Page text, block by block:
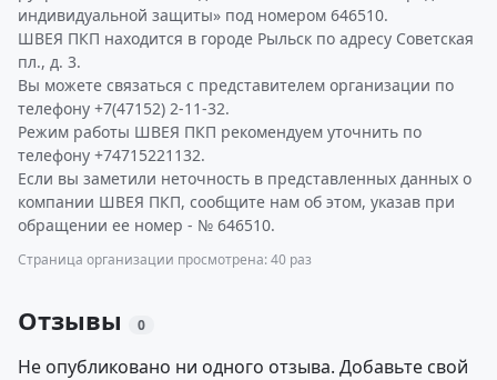
индивидуальной защиты» под номером 646510.
ШВЕЯ ПКП находится в городе Рыльск по адресу Советская
пл., д. 3.
Вы можете связаться с представителем организации по
телефону +7(47152) 2-11-32.
Режим работы ШВЕЯ ПКП рекомендуем уточнить по
телефону +74715221132.
Если вы заметили неточность в представленных данных о
компании ШВЕЯ ПКП, сообщите нам об этом, указав при
обращении ее номер - № 646510.
Страница организации просмотрена: 40 раз
Отзывы 0
Не опубликовано ни одного отзыва. Добавьте свой